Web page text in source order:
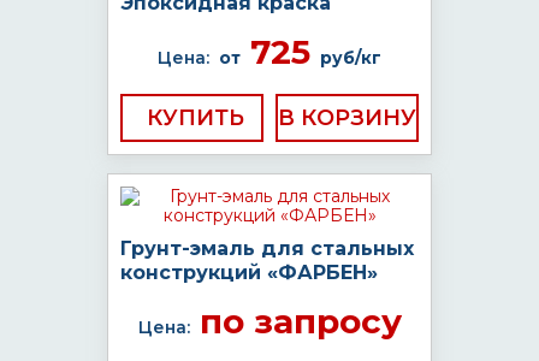
Цена: от 725 руб/кг
КУПИТЬ
Грунт-эмаль для стальных
конструкций «ФАРБЕН»
Цена:по запросу